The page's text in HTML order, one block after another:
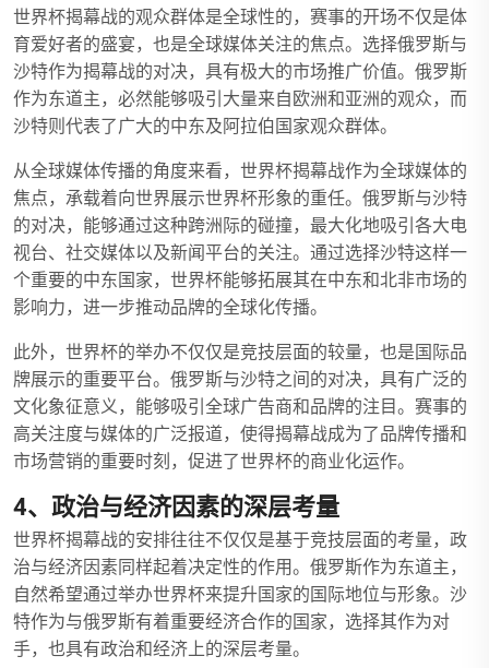
世界杯揭幕战的观众群体是全球性的，赛事的开场不仅是体
育爱好者的盛宴，也是全球媒体关注的焦点。选择俄罗斯与
沙特作为揭幕战的对决，具有极大的市场推广价值。俄罗斯
作为东道主，必然能够吸引大量来自欧洲和亚洲的观众，而
沙特则代表了广大的中东及阿拉伯国家观众群体。
从全球媒体传播的角度来看，世界杯揭幕战作为全球媒体的
焦点，承载着向世界展示世界杯形象的重任。俄罗斯与沙特
的对决，能够通过这种跨洲际的碰撞，最大化地吸引各大电
视台、社交媒体以及新闻平台的关注。通过选择沙特这样一
个重要的中东国家，世界杯能够拓展其在中东和北非市场的
影响力，进一步推动品牌的全球化传播。
此外，世界杯的举办不仅仅是竞技层面的较量，也是国际品
牌展示的重要平台。俄罗斯与沙特之间的对决，具有广泛的
文化象征意义，能够吸引全球广告商和品牌的注目。赛事的
高关注度与媒体的广泛报道，使得揭幕战成为了品牌传播和
市场营销的重要时刻，促进了世界杯的商业化运作。
4、政治与经济因素的深层考量
世界杯揭幕战的安排往往不仅仅是基于竞技层面的考量，政
治与经济因素同样起着决定性的作用。俄罗斯作为东道主，
自然希望通过举办世界杯来提升国家的国际地位与形象。沙
特作为与俄罗斯有着重要经济合作的国家，选择其作为对
手，也具有政治和经济上的深层考量。